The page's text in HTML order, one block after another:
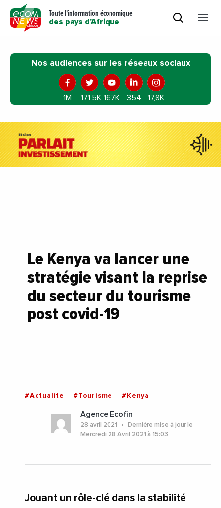
Toute l'information économique
des pays d'Afrique
Nos audiences sur les réseaux sociaux
1M 171,5K 167K 354 17,8K
Le Kenya va lancer une
stratégie visant la reprise
du secteur du tourisme
post covid-19
#Actualite #Tourisme #Kenya
Agence Ecofin
28 avril 2021
Dernière mise à jour le
Mercredi 28 Avril 2021 à 15:03
Jouant un rôle-clé dans la stabilité